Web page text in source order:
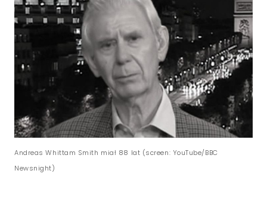
Andreas Whittam Smith miał 88 lat (screen: YouTube/BBC
Newsnight)